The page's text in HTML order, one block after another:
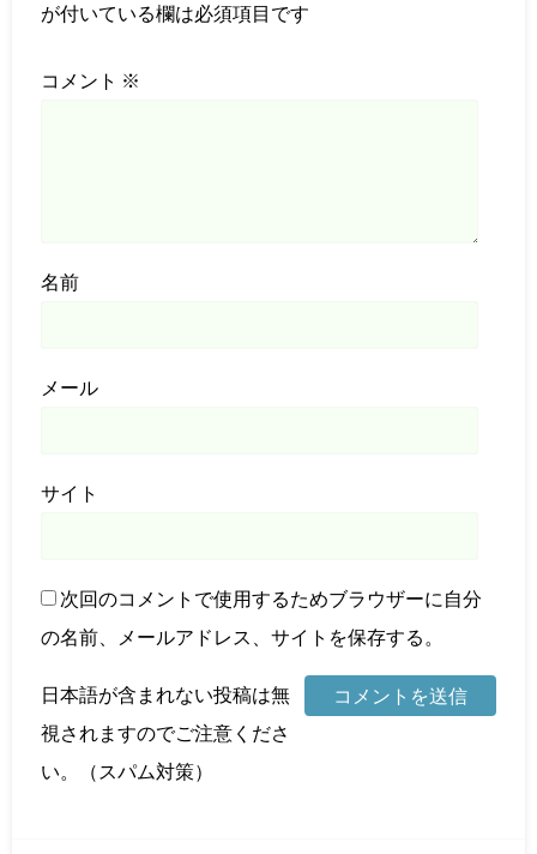
が付いている欄は必須項目です
コメント ※
名前
メール
サイト
次回のコメントで使用するためブラウザーに自分
の名前、メールアドレス、サイトを保存する。
日本語が含まれない投稿は無
視されますのでご注意くださ
い。（スパム対策）